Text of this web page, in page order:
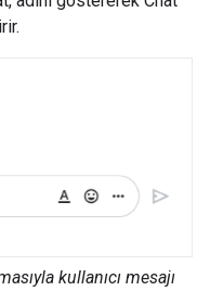
kullanıcı mesajı